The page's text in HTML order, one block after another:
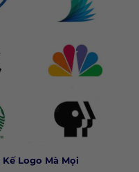
Logo Mà Mọi